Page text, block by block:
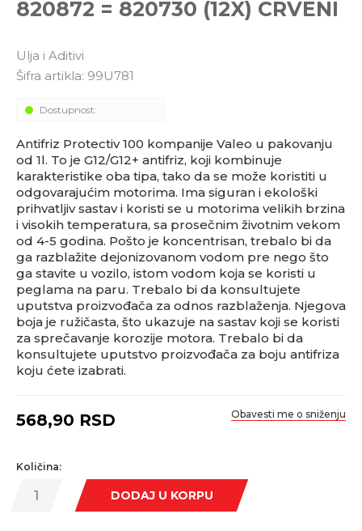
820872 = 820730 (12X) CRVENI
Ulja i Aditivi
Šifra artikla: 99U781
Dostupnost:
Antifriz Protectiv 100 kompanije Valeo u pakovanju
od 1l. To je G12/G12+ antifriz, koji kombinuje
karakteristike oba tipa, tako da se može koristiti u
odgovarajućim motorima. Ima siguran i ekološki
prihvatljiv sastav i koristi se u motorima velikih brzina
i visokih temperatura, sa prosečnim životnim vekom
od 4-5 godina. Pošto je koncentrisan, trebalo bi da
ga razblažite dejonizovanom vodom pre nego što
ga stavite u vozilo, istom vodom koja se koristi u
peglama na paru. Trebalo bi da konsultujete
uputstva proizvođača za odnos razblaženja. Njegova
boja je ružičasta, što ukazuje na sastav koji se koristi
za sprečavanje korozije motora. Trebalo bi da
konsultujete uputstvo proizvođača za boju antifriza
koju ćete izabrati.
568,90 RSD Obavesti me o sniženju
Količina:
DODAJ U KORPU